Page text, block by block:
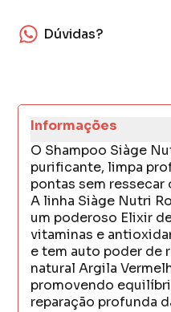
Dúvidas?
Informações
O Shampoo Siàge
purificante, limpa
pontas sem ressecar
A linha Siàge Nutri
um poderoso Elixir
vitaminas e
e tem auto poder de
natural Argila
promovendo
reparação profunda